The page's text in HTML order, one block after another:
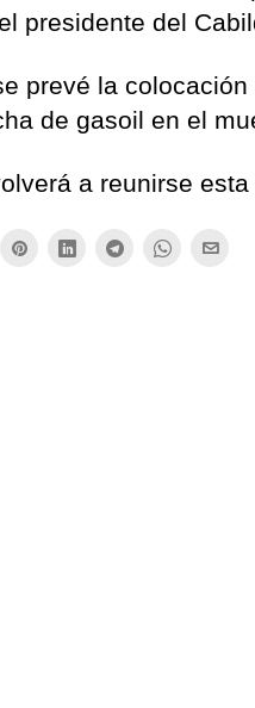
presidente del
prevé la
de gasoil en el
a reunirse esta